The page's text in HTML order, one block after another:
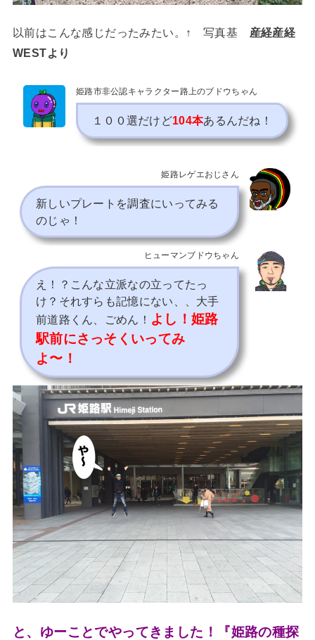
以前はこんな感じだったみたい。↑ 写真基 産経産経
WESTより
姫路市非公認キャラクター路上のブドウちゃん
１００選だけど104本あるんだね！
姫路レゲエおじさん
新しいプレートを調査にいってみる
のじゃ！
ヒューマンブドウちゃん
え！？こんな立派なの立ってたっ
け？それすらも記憶にない、、大手
前道路くん、ごめん！ よし！姫路
駅前にさっそくいってみ
よ〜！
と、ゆーことでやってきました！
『姫路の種探